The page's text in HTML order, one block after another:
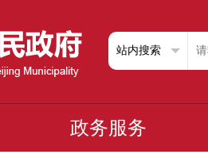
政务服务